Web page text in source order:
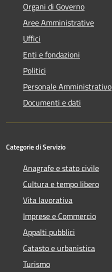
Organi di Governo
Aree Amministrative
Uffici
Enti e fondazioni
Politici
Personale Amministrativo
Documenti e dati
Categorie di Servizio
Anagrafe e stato civile
Cultura e tempo libero
Vita lavorativa
Imprese e Commercio
Appalti pubblici
Catasto e urbanistica
Turismo